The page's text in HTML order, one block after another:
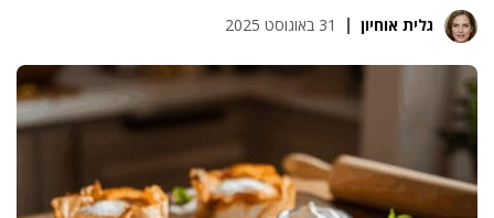
גלית אוחיון 31 באוגוסט 2025